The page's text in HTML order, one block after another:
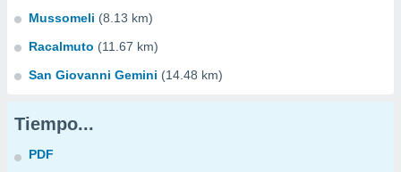
Mussomeli (8.13 km)
Racalmuto (11.67 km)
San Giovanni Gemini (14.48 km)
Tiempo...
PDF